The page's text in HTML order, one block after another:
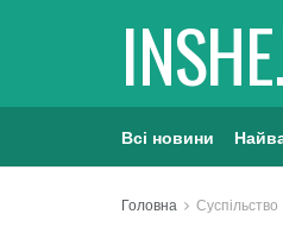
Всі новини
Головна Суспільство